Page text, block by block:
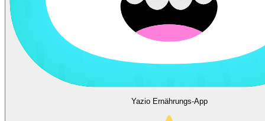
Yazio Ernährungs-App